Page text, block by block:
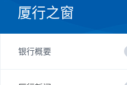
厦行之窗
银行概要